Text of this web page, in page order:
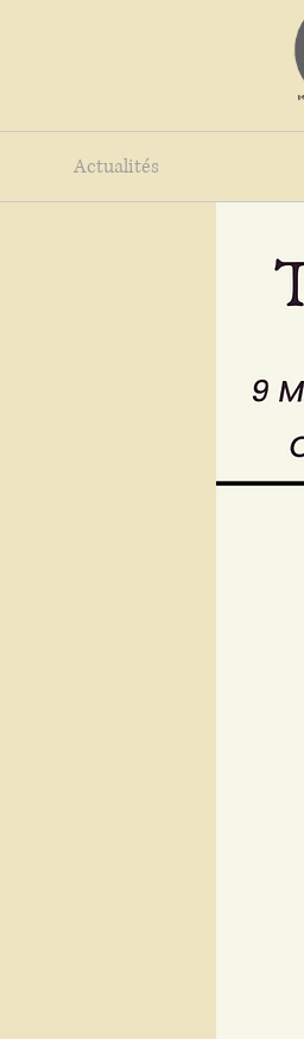
Actualités